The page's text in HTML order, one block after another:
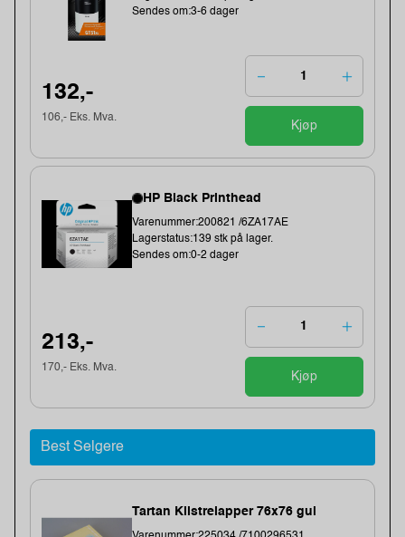
Sendes om:3-6 dager
132,-
106,- Eks. Mva.
Kjøp
HP Black Printhead
Varenummer:200821 /6ZA17AE
Lagerstatus:139 stk på lager.
Sendes om:0-2 dager
213,-
170,- Eks. Mva.
Kjøp
Best Selgere
Tartan Klistrelapper 76x76 gul